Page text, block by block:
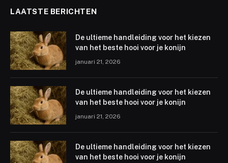
LAATSTE BERICHTEN
De ultieme handleiding voor het kiezen
van het beste hooi voor je konijn
januari 21, 2026
De ultieme handleiding voor het kiezen
van het beste hooi voor je konijn
januari 21, 2026
De ultieme handleiding voor het kiezen
van het beste hooi voor je konijn